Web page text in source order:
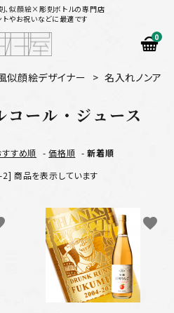
、似顔絵×彫刻ボトルの専門店
やお祝いなどに最適です
0
似顔絵デザイナー > 名入れノンア
コール・ジュース
すすめ順 -価格順 -新着順
商品を表示しています
favorite